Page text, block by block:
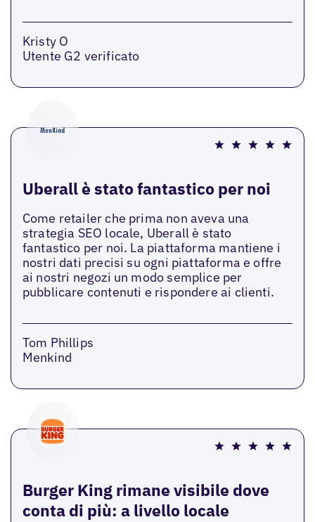
Kristy O
Utente G2 verificato
Uberall è stato fantastico per noi
Come retailer che prima non aveva una
strategia SEO locale, Uberall è stato
fantastico per noi. La piattaforma mantiene i
nostri dati precisi su ogni piattaforma e offre
ai nostri negozi un modo semplice per
pubblicare contenuti e rispondere ai clienti.
Tom Phillips
Menkind
Burger King rimane visibile dove
conta di più: a livello locale